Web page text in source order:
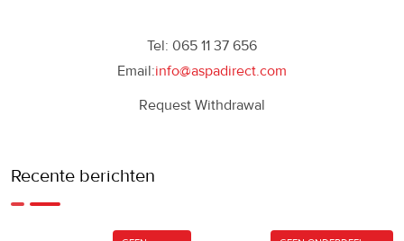
Tel: 065 11 37 656
Email:info@aspadirect.com
Request Withdrawal
Recente berichten